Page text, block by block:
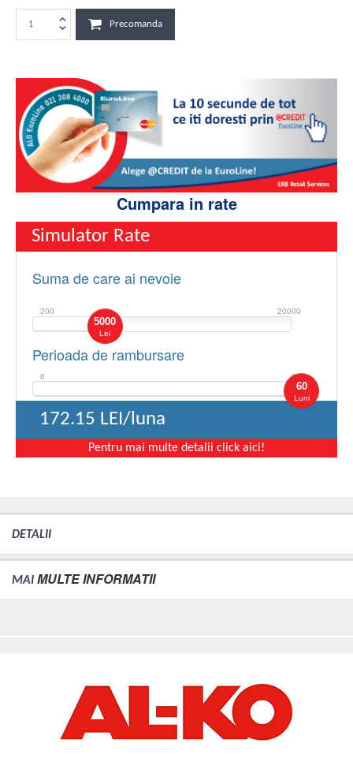
Precomanda
Cumpara in rate
Simulator Rate
Suma de care ai nevoie
5000
Lei
200 20000
Perioada de rambursare
60
Luni
6 60
172.15 LEI/luna
Pentru mai multe detalii click aici!
DETALII
MAI MULTE INFORMATII